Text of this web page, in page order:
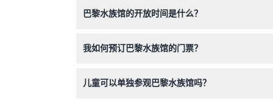
巴黎水族馆的开放时间是什么？
认）。
我如何预订巴黎水族馆的门票？
儿童可以单独参观巴黎水族馆吗？